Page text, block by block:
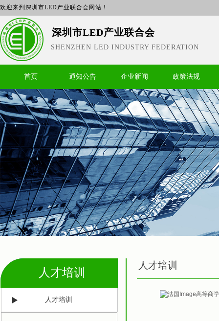
欢迎来到深圳市LED产业联合会网站！
深圳市LED产业联合会
SHENZHEN LED INDUSTRY FEDERATION
首页 通知公告 企业新闻 政策法规
人才培训
人才培训
人才培训